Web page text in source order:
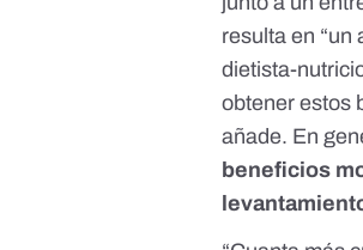
resulta en “un
dietista-
obtener estos
añade. En
beneficios